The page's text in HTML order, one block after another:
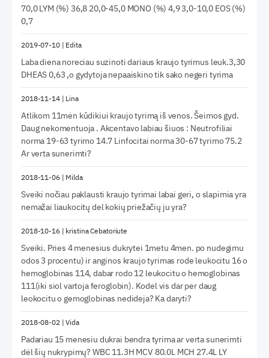
70,0 LYM (%) 36,8 20,0-45,0 MONO (%) 4,9 3,0-10,0 EOS (%)
0,7
2019-07-10| Edita
Laba diena noreciau suzinoti dariaus kraujo tyrimus leuk.3,30
DHEAS 0,63 ,o gydytoja nepaaiskino tik sako negeri tyrima
2018-11-14| Lina
Atlikom 11mėn kūdikiui kraujo tyrimą iš venos. Šeimos gyd.
Daug nekomentuoja . Akcentavo labiau šiuos : Neutrofiliai
norma 19-63 tyrimo 14.7 Linfocitai norma 30-67 tyrimo 75.2
Ar verta sunerimti?
2018-11-06| Milda
Sveiki nočiau paklausti kraujo tyrimai labai geri, o slapimia yra
nemažai liaukocitų del kokių priežačių ju yra?
2018-10-16| kristina Cebatoriute
Sveiki. Pries 4 menesius dukrytei 1metu 4men. po nudegimu
odos 3 procentu) ir anginos kraujo tyrimas rode leukocitu 16 o
hemoglobinas 114, dabar rodo 12 leukocitu o hemoglobinas
111(iki siol vartoja feroglobin). Kodel vis dar per daug
leokocitu o gemoglobinas nedideja? Ka daryti?
2018-08-02|Vida
Padariau 15 menesiu dukrai bendra tyrima ar verta sunerimti
dėl šių nukrypimų? WBC 11.3H MCV 80.0L MCH 27.4L LY